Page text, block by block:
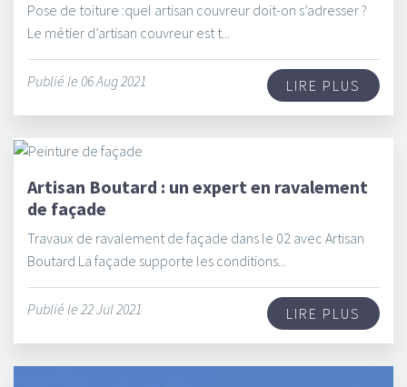
Pose de toiture :quel artisan couvreur doit-on s’adresser ?
Le métier d’artisan couvreur est t...
Publié le 06 Aug 2021 LIRE PLUS
Artisan Boutard : un expert en ravalement
de façade
Travaux de ravalement de façade dans le 02 avec Artisan
Boutard La façade supporte les conditions...
Publié le 22 Jul 2021 LIRE PLUS